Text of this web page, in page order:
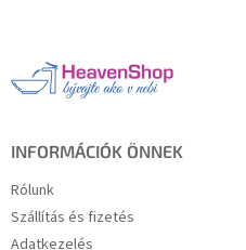
INFORMÁCIÓK ÖNNEK
Rólunk
Szállítás és fizetés
Adatkezelés